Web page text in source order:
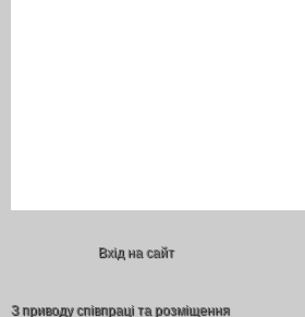
Вхід на сайт
З приводу співпраці та розміщення